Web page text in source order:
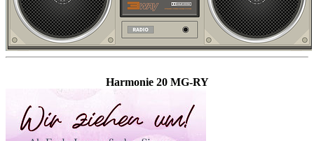
Harmonie 20 MG-RY